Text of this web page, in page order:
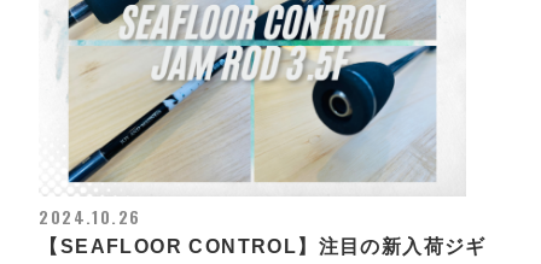
2024.10.26
【SEAFLOOR CONTROL】注目の新入荷ジギ